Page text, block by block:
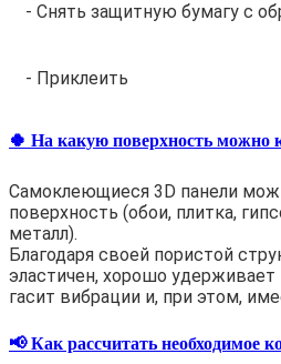
- Снять защитную бумагу с
- Приклеить
🍀 На какую поверхность можно
Самоклеющиеся 3D панели
поверхность (обои, плитка,
металл).
Благодаря своей пористой
эластичен, хорошо удерживает
гасит вибрации и, при этом,
📢 Как рассчитать необходимое